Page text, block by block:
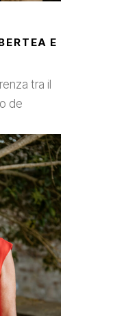
E
tra il
de